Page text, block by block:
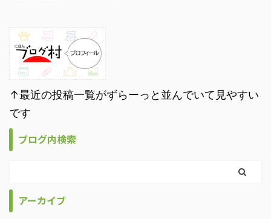
↑最近の投稿一覧がずらーっと並んでいて見やすい
です
ブログ内検索
アーカイブ